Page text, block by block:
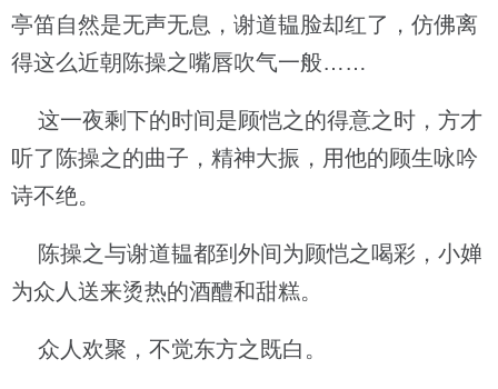
亭笛自然是无声无息，谢道韫脸却红了，仿佛离
得这么近朝陈操之嘴唇吹气一般……
这一夜剩下的时间是顾恺之的得意之时，方才
听了陈操之的曲子，精神大振，用他的顾生咏吟
诗不绝。
陈操之与谢道韫都到外间为顾恺之喝彩，小婵
为众人送来烫热的酒醴和甜糕。
众人欢聚，不觉东方之既白。